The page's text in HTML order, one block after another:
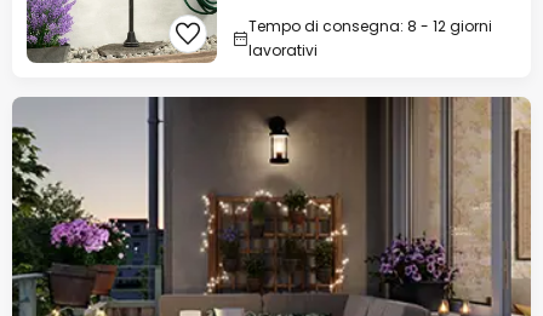
Tempo di consegna: 8 - 12 giorni
lavorativi